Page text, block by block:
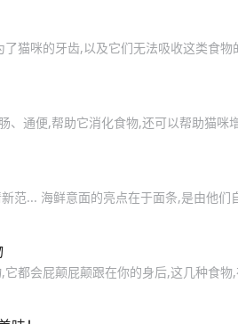
猫咪的牙齿,以及它们无法吸收这类食物
、通便,帮助它消化食物,还可以帮助猫咪
范... 海鲜意面的亮点在于面条,是由他们
都会屁颠屁颠跟在你的身后,这几种食物